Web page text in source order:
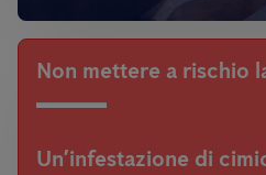
Non mettere a rischio
Un’infestazione di